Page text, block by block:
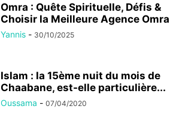
Omra : Quête Spirituelle, Défis &
Choisir la Meilleure Agence Omra
Yannis - 30/10/2025
Islam : la 15ème nuit du mois de
Chaabane, est-elle particulière...
Oussama - 07/04/2020